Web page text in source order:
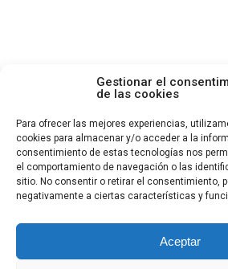
Gestionar el
de las cookies
Para ofrecer las mejores experiencias,
cookies para almacenar y/o acceder a la
consentimiento de estas tecnologías nos
el comportamiento de navegación o las
sitio. No consentir o retirar el consentimiento,
negativamente a ciertas características y
Aceptar
© 2024 Milo Fotografía LLC, Todos